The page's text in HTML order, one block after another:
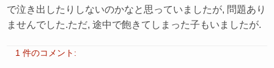
で泣き出したりしないのかなと思っていましたが, 問題あり
ませんでした.ただ, 途中で飽きてしまった子もいましたが.
1 件のコメント: